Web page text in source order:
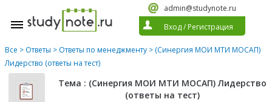
admin@studynote.ru
Вход/ Регистрация
Все > Ответы > Ответы по менеджменту > (Синергия МОИ МТИ МОСАП)
Лидерство (ответы на тест)
Тема : (Синергия МОИ МТИ МОСАП) Лидерство
(ответы на тест)